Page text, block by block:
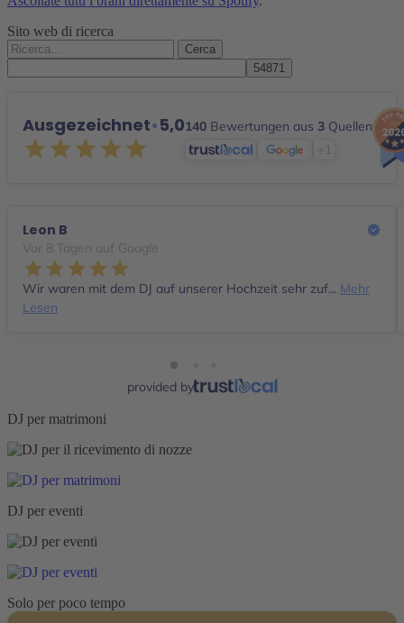
Sito web di ricerca
Cerca:
Ausgezeichnet•5,0140 Bewertungen aus 3 Quellen
+1
Leon B
Vor 8 Tagen auf Google
Wir waren mit dem DJ auf unserer Hochzeit sehr zuf... Mehr
Lesen
provided by
DJ per matrimoni
DJ per eventi
Solo per poco tempo